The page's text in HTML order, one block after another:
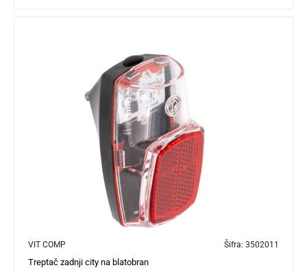
VIT COMP Šifra: 3502011
Treptač zadnji city na blatobran